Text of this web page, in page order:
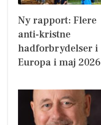
Ny rapport: Flere
anti-kristne
hadforbrydelser i
Europa i maj 2026